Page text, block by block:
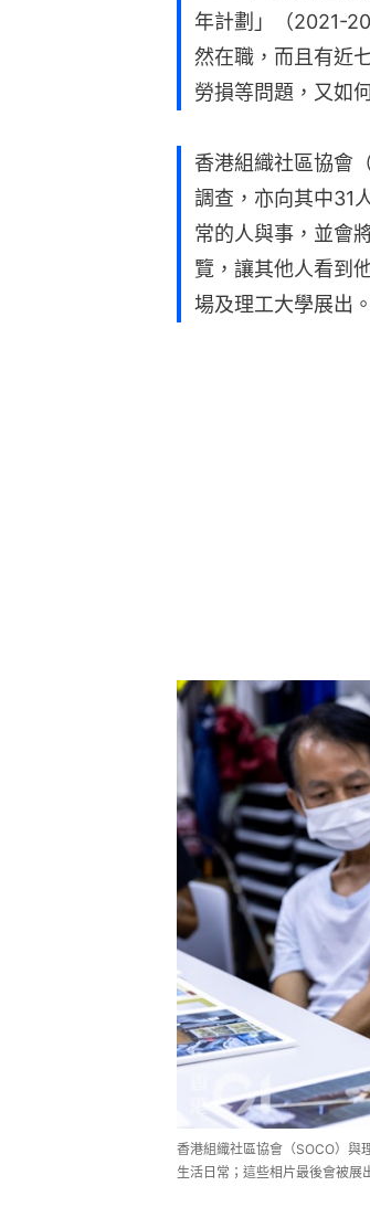
年計劃」（2021-
然在職，而且有近
勞損等問題，又如
香港組織社區協會
調查，亦向其中31
常的人與事，並會
覽，讓其他人看到
場及理工大學展出。
香港組織社區協會（SOCO）與
生活日常；這些相片最後會被展